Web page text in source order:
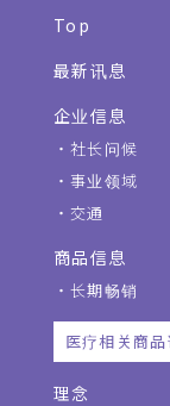
Top
最新讯息
企业信息
社长问候
事业领域
交通
商品信息
长期畅销
医疗相关商
理念